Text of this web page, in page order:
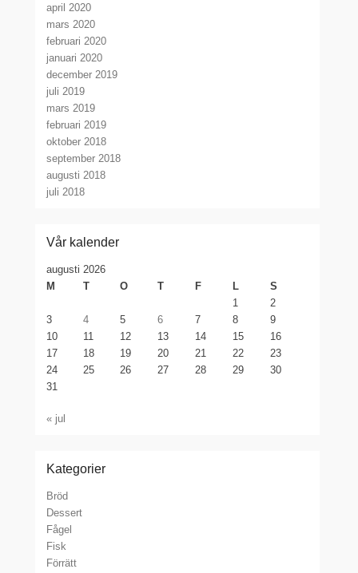
april 2020
mars 2020
februari 2020
januari 2020
december 2019
juli 2019
mars 2019
februari 2019
oktober 2018
september 2018
augusti 2018
juli 2018
Vår kalender
augusti 2026
M
T O T F L
S
1
2
3
4 5 6 7 8
9
10
11 12 13 14 15
16
17
18 19 20 21 22
23
24
25 26 27 28 29
30
31
« jul
Kategorier
Bröd
Dessert
Fågel
Fisk
Förrätt